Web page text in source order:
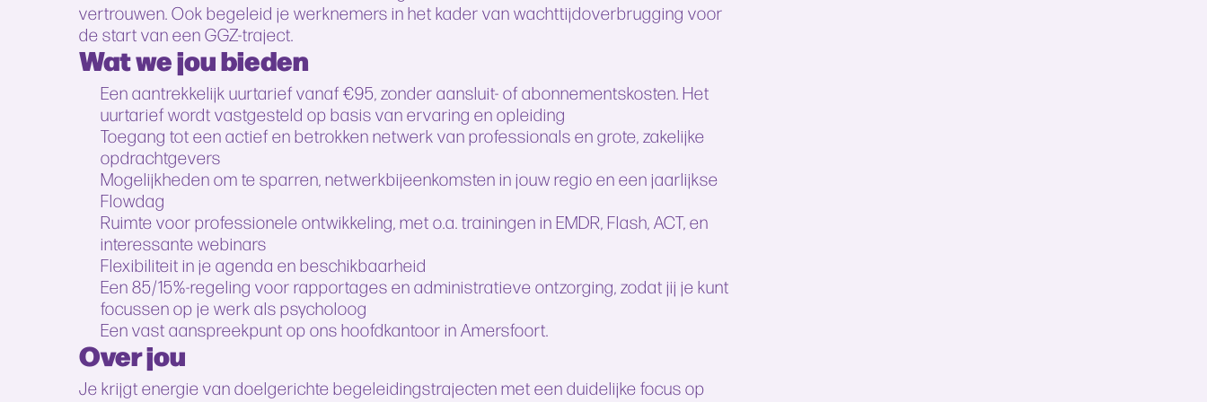
vertrouwen. Ook begeleid je werknemers in het kader van wachttijdoverbrugging voor
de start van een GGZ-traject.
Wat we jou bieden
Een aantrekkelijk uurtarief vanaf €95, zonder aansluit- of abonnementskosten. Het
uurtarief wordt vastgesteld op basis van ervaring en opleiding
Toegang tot een actief en betrokken netwerk van professionals en grote, zakelijke
opdrachtgevers
Mogelijkheden om te sparren, netwerkbijeenkomsten in jouw regio en een jaarlijkse
Flowdag
Ruimte voor professionele ontwikkeling, met o.a. trainingen in EMDR, Flash, ACT, en
interessante webinars
Flexibiliteit in je agenda en beschikbaarheid
Een 85/15%-regeling voor rapportages en administratieve ontzorging, zodat jij je kunt
focussen op je werk als psycholoog
Een vast aanspreekpunt op ons hoofdkantoor in Amersfoort.
Over jou
Je krijgt energie van doelgerichte begeleidingstrajecten met een duidelijke focus op